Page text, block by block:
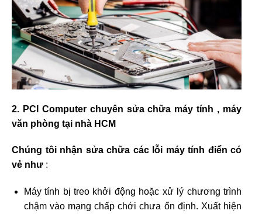
2. PCI Computer chuyên sửa chữa máy tính , máy
văn phòng tại nhà HCM
Chúng tôi nhận sửa chữa các lỗi máy tính điển có
vẻ như :
Máy tính bị treo khởi động hoặc xử lý chương trình
chậm vào mạng chấp chới chưa ổn định. Xuất hiện